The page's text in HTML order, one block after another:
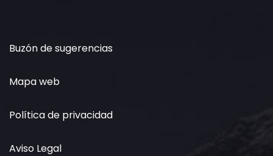
Buzón de sugerencias
Mapa web
Política de privacidad
Aviso Legal